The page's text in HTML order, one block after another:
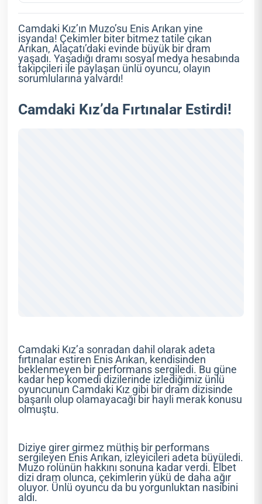
Camdaki Kız’ın Muzo’su Enis Arıkan yine
isyanda! Çekimler biter bitmez tatile çıkan
Arıkan, Alaçatı’daki evinde büyük bir dram
yaşadı. Yaşadığı dramı sosyal medya hesabında
takipçileri ile paylaşan ünlü oyuncu, olayın
sorumlularına yalvardı!
Camdaki Kız’da Fırtınalar Estirdi!
Camdaki Kız’a sonradan dahil olarak adeta
fırtınalar estiren Enis Arıkan, kendisinden
beklenmeyen bir performans sergiledi. Bu güne
kadar hep komedi dizilerinde izlediğimiz ünlü
oyuncunun Camdaki Kız gibi bir dram dizisinde
başarılı olup olamayacağı bir hayli merak konusu
olmuştu.
Diziye girer girmez müthiş bir performans
sergileyen Enis Arıkan, izleyicileri adeta büyüledi.
Muzo rolünün hakkını sonuna kadar verdi. Elbet
dizi dram olunca, çekimlerin yükü de daha ağır
oluyor. Ünlü oyuncu da bu yorgunluktan nasibini
aldı.